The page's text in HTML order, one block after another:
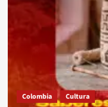
Colombia Cultura